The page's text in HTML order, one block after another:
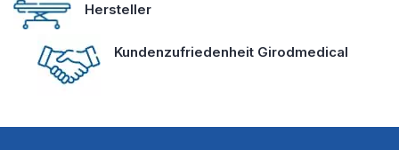
Hersteller
Kundenzufriedenheit Girodmedical